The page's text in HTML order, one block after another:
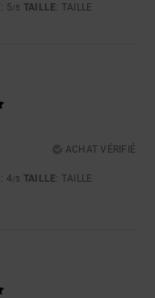
: 5/5 TAILLE: TAILLE
ACHAT VÉRIFIÉ
: 4/5 TAILLE: TAILLE